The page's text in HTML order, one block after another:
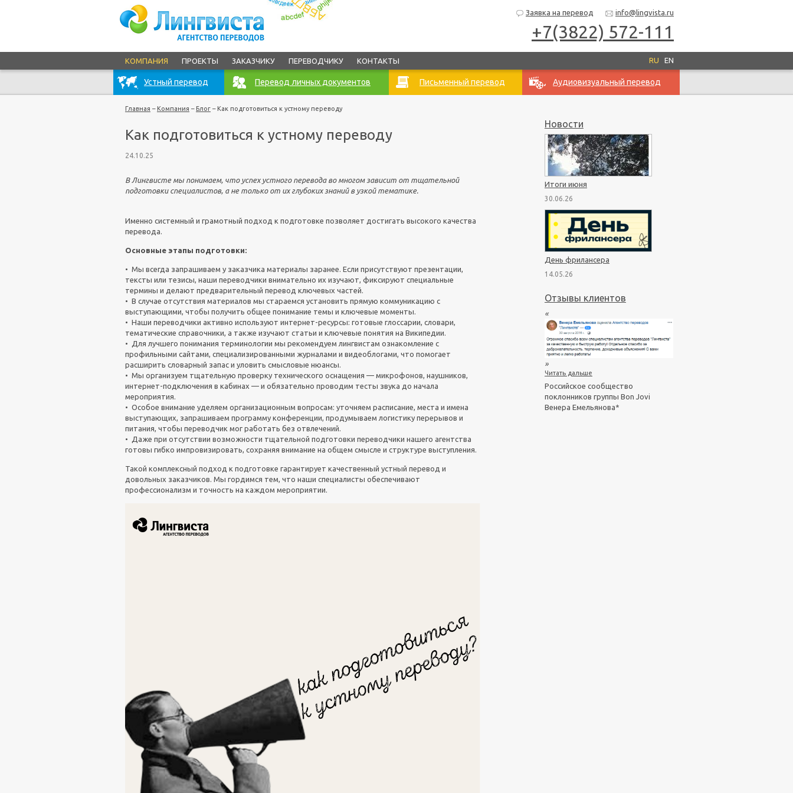
+7(3822) 572-111
Заявка на перевод info@lingvista.ru
КОМПАНИЯ ПРОЕКТЫ ЗАКАЗЧИКУ ПЕРЕВОДЧИКУ КОНТАКТЫ RU EN
Устный перевод Перевод личных документов Письменный перевод Аудиовизуальный перевод
Главная – Компания – Блог – Как подготовиться к устному переводу
Как подготовиться к устному переводу
24.10.25
В Лингвисте мы понимаем, что успех устного перевода во многом зависит от тщательной
подготовки специалистов, а не только от их глубоких знаний в узкой тематике.
Именно системный и грамотный подход к подготовке позволяет достигать высокого качества
перевода.
Основные этапы подготовки:
• Мы всегда запрашиваем у заказчика материалы заранее. Если присутствуют презентации,
тексты или тезисы, наши переводчики внимательно их изучают, фиксируют специальные
термины и делают предварительный перевод ключевых частей.
• В случае отсутствия материалов мы стараемся установить прямую коммуникацию с
выступающими, чтобы получить общее понимание темы и ключевые моменты.
• Наши переводчики активно используют интернет-ресурсы: готовые глоссарии, словари,
тематические справочники, а также изучают статьи и ключевые понятия на Википедии.
• Для лучшего понимания терминологии мы рекомендуем лингвистам ознакомление с
профильными сайтами, специализированными журналами и видеоблогами, что помогает
расширить словарный запас и уловить смысловые нюансы.
• Мы организуем тщательную проверку технического оснащения — микрофонов, наушников,
интернет-подключения в кабинах — и обязательно проводим тесты звука до начала
мероприятия.
• Особое внимание уделяем организационным вопросам: уточняем расписание, места и имена
выступающих, запрашиваем программу конференции, продумываем логистику перерывов и
питания, чтобы переводчик мог работать без отвлечений.
• Даже при отсутствии возможности тщательной подготовки переводчики нашего агентства
готовы гибко импровизировать, сохраняя внимание на общем смысле и структуре выступления.
Такой комплексный подход к подготовке гарантирует качественный устный перевод и
довольных заказчиков. Мы гордимся тем, что наши специалисты обеспечивают
профессионализм и точность на каждом мероприятии.
Новости
Итоги июня
30.06.26
День фрилансера
14.05.26
Отзывы клиентов
«
»
Читать дальше
Российское сообщество
поклонников группы Bon Jovi
Венера Емельянова*